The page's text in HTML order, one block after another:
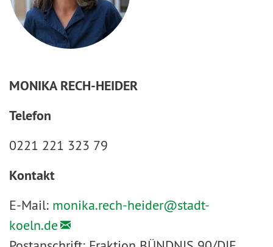
MONIKA RECH-HEIDER
Telefon
0221 221 323 79
Kontakt
E-Mail: monika.rech-heider@stadt-
koeln.de